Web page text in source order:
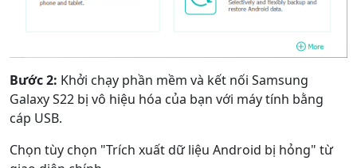
Bước 2: Khởi chạy phần mềm và kết nối Samsung
Galaxy S22 bị vô hiệu hóa của bạn với máy tính bằng
cáp USB.
Chọn tùy chọn "Trích xuất dữ liệu Android bị hỏng" từ